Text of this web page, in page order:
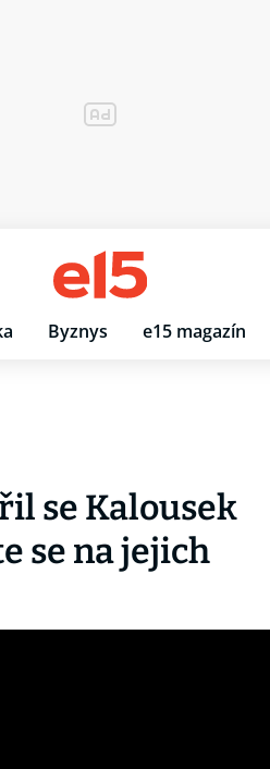
Byznys e15 magazín
se Kalousek
se na jejich